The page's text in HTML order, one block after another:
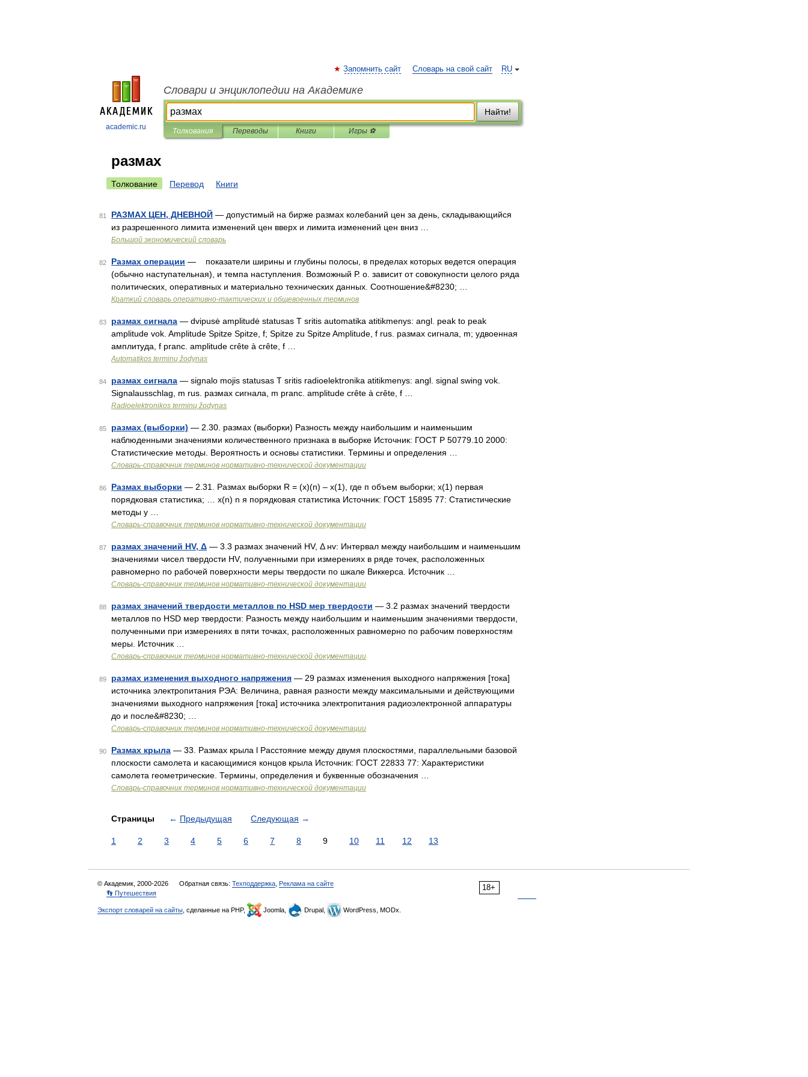
academic.ru
RU
Запомнить сайт Словарь на свой сайт
Словари и энциклопедии на Академике
Найти!
Толкования Переводы Книги Игры ⚽
размах
Толкование Перевод Книги
81 РАЗМАХ ЦЕН, ДНЕВНОЙ — допустимый на бирже размах колебаний цен за день, складывающийся
из разрешенного лимита изменений цен вверх и лимита изменений цен вниз …
Большой экономический словарь
82 Размах операции — показатели ширины и глубины полосы, в пределах которых ведется операция
(обычно наступательная), и темпа наступления. Возможный Р. о. зависит от совокупности целого ряда
политических, оперативных и материально технических данных. Соотношение&#8230; …
Краткий словарь оперативно-тактических и общевоенных терминов
83 размах сигнала — dvipusė amplitudė statusas T sritis automatika atitikmenys: angl. peak to peak
amplitude vok. Amplitude Spitze Spitze, f; Spitze zu Spitze Amplitude, f rus. размах сигнала, m; удвоенная
амплитуда, f pranc. amplitude crête à crête, f …
Automatikos terminų žodynas
84 размах сигнала — signalo mojis statusas T sritis radioelektronika atitikmenys: angl. signal swing vok.
Signalausschlag, m rus. размах сигнала, m pranc. amplitude crête à crête, f …
Radioelektronikos terminų žodynas
85 размах (выборки) — 2.30. размах (выборки) Разность между наибольшим и наименьшим
наблюденными значениями количественного признака в выборке Источник: ГОСТ Р 50779.10 2000:
Статистические методы. Вероятность и основы статистики. Термины и определения …
Словарь-справочник терминов нормативно-технической документации
86 Размах выборки — 2.31. Размах выборки R = (x)(n) – x(1), где п объем выборки; x(1) первая
порядковая статистика; … x(n) n я порядковая статистика Источник: ГОСТ 15895 77: Статистические
методы у …
Словарь-справочник терминов нормативно-технической документации
87 размах значений HV, Δ — 3.3 размах значений HV, Δ нv: Интервал между наибольшим и наименьшим
значениями чисел твердости HV, полученными при измерениях в ряде точек, расположенных
равномерно по рабочей поверхности меры твердости по шкале Виккерса. Источник …
Словарь-справочник терминов нормативно-технической документации
88 размах значений твердости металлов по HSD мер твердости — 3.2 размах значений твердости
металлов по HSD мер твердости: Разность между наибольшим и наименьшим значениями твердости,
полученными при измерениях в пяти точках, расположенных равномерно по рабочим поверхностям
меры. Источник …
Словарь-справочник терминов нормативно-технической документации
89 размах изменения выходного напряжения — 29 размах изменения выходного напряжения [тока]
источника электропитания РЭА: Величина, равная разности между максимальными и действующими
значениями выходного напряжения [тока] источника электропитания радиоэлектронной аппаратуры
до и после&#8230; …
Словарь-справочник терминов нормативно-технической документации
90 Размах крыла — 33. Размах крыла l Расстояние между двумя плоскостями, параллельными базовой
плоскости самолета и касающимися концов крыла Источник: ГОСТ 22833 77: Характеристики
самолета геометрические. Термины, определения и буквенные обозначения …
Словарь-справочник терминов нормативно-технической документации
Страницы ← Предыдущая Следующая →
1 2 3 4 5 6 7 8 9 10 11 12 13
18+
© Академик, 2000-2026 Обратная связь: Техподдержка Реклама на сайте
👣 Путешествия
Экспорт словарей на сайты , сделанные на PHP, Joomla, Drupal, WordPress, MODx.